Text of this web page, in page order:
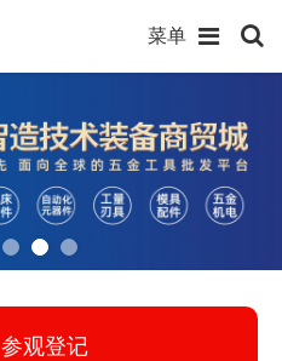
菜单
参观登记